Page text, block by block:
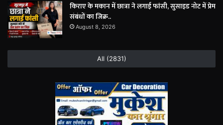
किराए के मकान में छात्रा ने लगाई फांसी, सुसाइड नोट में प्रेम
संबंधों का जिक्र..
August 8, 2026
All (2831)